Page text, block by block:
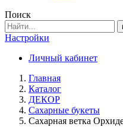
Поиск
Настройки
Личный кабинет
Главная
Каталог
ДЕКОР
Сахарные букеты
Сахарная ветка